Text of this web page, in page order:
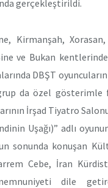
gerçekleştirildi.
Kirmanşah,
ve Bukan
DBŞT
da özel gösterimle
İrşad Tiyatro
Uşağı)” adlı
sonunda konuşan
Cebe, İran
dile